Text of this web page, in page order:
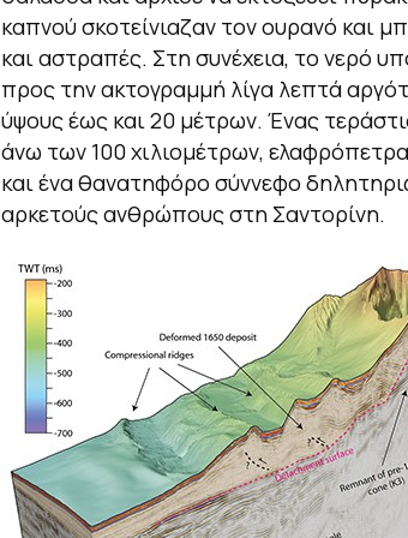
καπνού σκοτείνιαζαν τον ουρανό και
και αστραπές. Στη συνέχεια, το νερό
προς την ακτογραμμή λίγα λεπτά
ύψους έως και 20 μέτρων. Ένας
άνω των 100 χιλιομέτρων,
και ένα θανατηφόρο σύννεφο
αρκετούς ανθρώπους στη Σαντορίνη.